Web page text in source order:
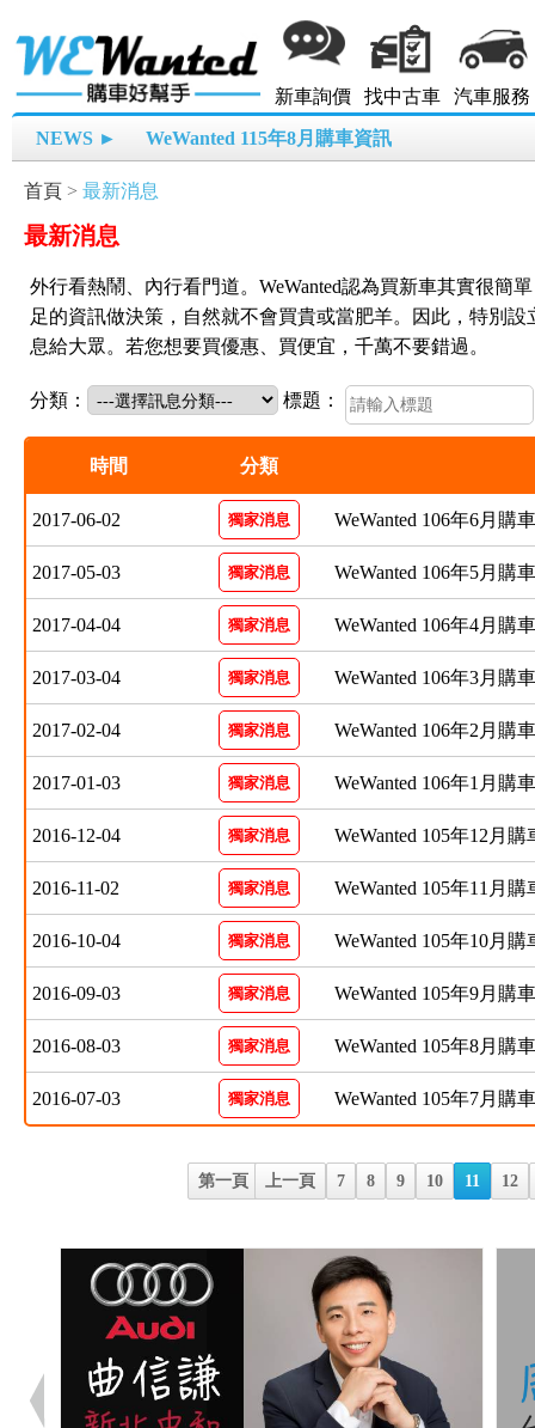
新車詢價 找中古車 汽車服務
NEWS ► WeWanted 115年8月購車資訊
首頁 > 最新消息
最新消息
外行看熱鬧、內行看門道。WeWanted認為買新車其實很簡
足的資訊做決策，自然就不會買貴或當肥羊。因此，特別
息給大眾。若您想要買優惠、買便宜，千萬不要錯過。
分類： 標題：
時間 分類
2017-06-02 獨家消息 WeWanted 106年6月購
2017-05-03 獨家消息 WeWanted 106年5月購
2017-04-04 獨家消息 WeWanted 106年4月購
2017-03-04 獨家消息 WeWanted 106年3月購
2017-02-04 獨家消息 WeWanted 106年2月購
2017-01-03 獨家消息 WeWanted 106年1月購
2016-12-04 獨家消息 WeWanted 105年12月購
2016-11-02 獨家消息 WeWanted 105年11月購
2016-10-04 獨家消息 WeWanted 105年10月購
2016-09-03 獨家消息 WeWanted 105年9月購
2016-08-03 獨家消息 WeWanted 105年8月購
2016-07-03 獨家消息 WeWanted 105年7月購
第一頁 上一頁 7 8 9 10 11 12